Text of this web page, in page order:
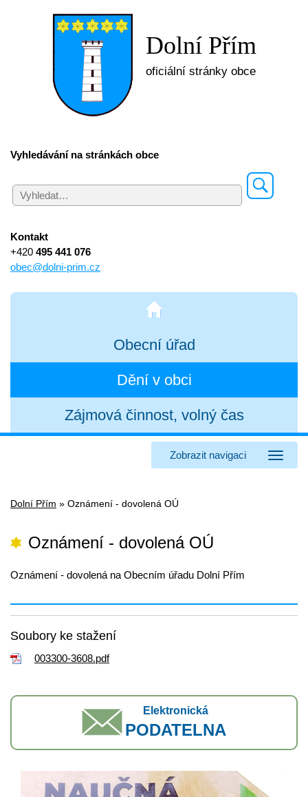
Dolní Přím
oficiální stránky obce
Vyhledávání na stránkách obce
Kontakt
+420 495 441 076
obec@dolni-prim.cz
Obecní úřad
Dění v obci
Zájmová činnost, volný čas
Zobrazit navigaci
Dolní Přím » Oznámení - dovolená OÚ
Oznámení - dovolená OÚ
Oznámení - dovolená na Obecním úřadu Dolní Přím
Soubory ke stažení
003300-3608.pdf
Elektronická
PODATELNA